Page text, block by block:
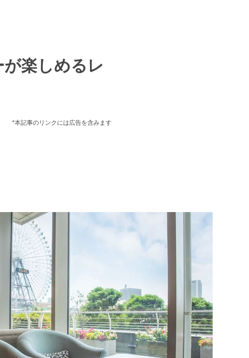
楽しめるレ
*本記事のリンクには広告を含みます